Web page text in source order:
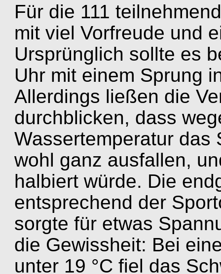
Für die 111
mit viel Vorfreude und
Ursprünglich sollte es
Uhr mit einem Sprung
Allerdings ließen die
durchblicken, dass
Wassertemperatur das
wohl ganz ausfallen,
halbiert würde. Die
entsprechend der
sorgte für etwas
die Gewissheit: Bei
unter 19 °C fiel das